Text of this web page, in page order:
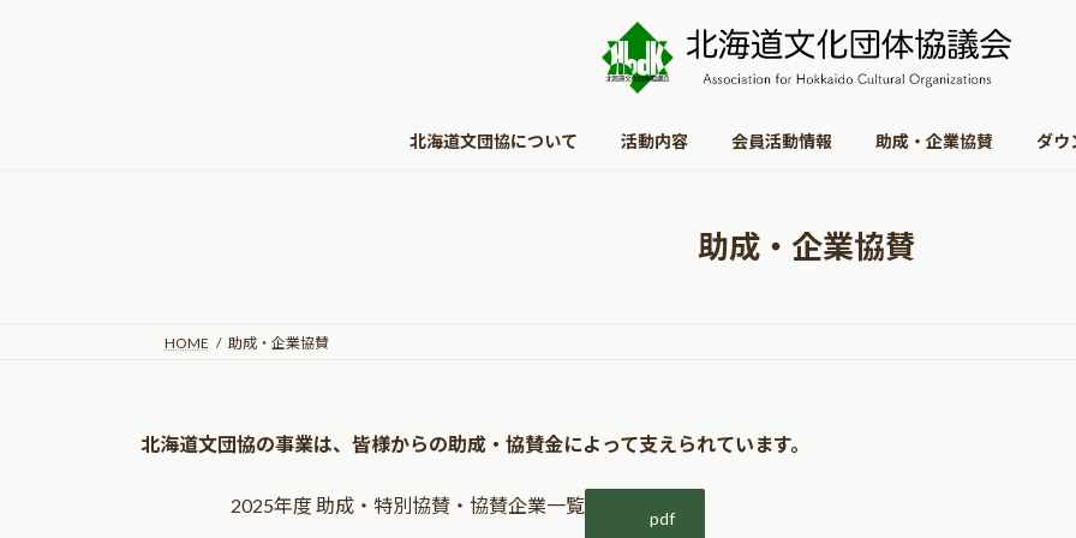
北海道文団協について 活動内容 会員活動情報 助成・企業協賛 ダウ
助成・企業協賛
HOME 助成・企業協賛
北海道文団協の事業は、皆様からの助成・協賛金によって支えられています。
2025年度 助成・特別協賛・協賛企業一覧
pdf